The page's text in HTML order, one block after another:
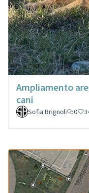
Ampliamento
cani
Sofia Brignoli 0